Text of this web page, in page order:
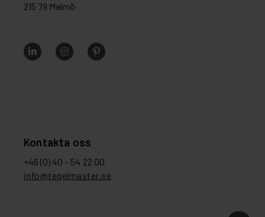
Kontakta oss
+46 (0) 40 – 54 22 00
info@tegelmaster.se
215 79 Malmö